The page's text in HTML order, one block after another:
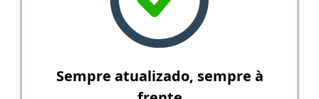
Sempre atualizado, sempre à